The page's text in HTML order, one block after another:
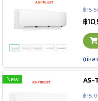
฿
฿
(มีหล
New AS-
฿